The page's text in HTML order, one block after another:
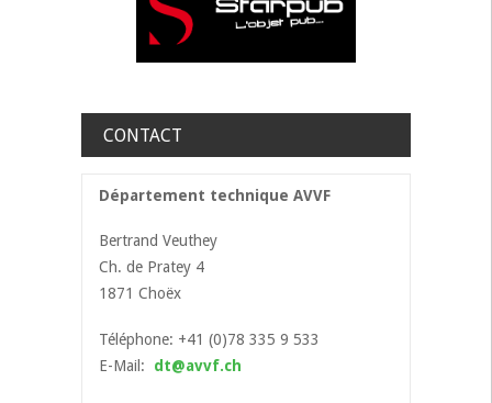
CONTACT
Département technique AVVF
Bertrand Veuthey
Ch. de Pratey 4
1871 Choëx
Téléphone: +41 (0)78 335 9 533
E-Mail: dt@avvf.ch